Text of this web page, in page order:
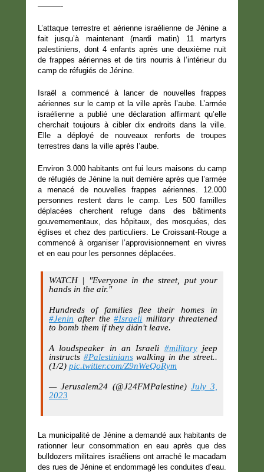
———-
L’attaque terrestre et aérienne israélienne de Jénine a
fait jusqu’à maintenant (mardi matin) 11 martyrs
palestiniens, dont 4 enfants après une deuxième nuit
de frappes aériennes et de tirs nourris à l’intérieur du
camp de réfugiés de Jénine.
Israël a commencé à lancer de nouvelles frappes
aériennes sur le camp et la ville après l’aube. L’armée
israélienne a publié une déclaration affirmant qu’elle
cherchait toujours à cibler dix endroits dans la ville.
Elle a déployé de nouveaux renforts de troupes
terrestres dans la ville après l’aube.
Environ 3.000 habitants ont fui leurs maisons du camp
de réfugiés de Jénine la nuit dernière après que l’armée
a menacé de nouvelles frappes aériennes. 12.000
personnes restent dans le camp. Les 500 familles
déplacées cherchent refuge dans des bâtiments
gouvernementaux, des hôpitaux, des mosquées, des
églises et chez des particuliers. Le Croissant-Rouge a
commencé à organiser l’approvisionnement en vivres
et en eau pour les personnes déplacées.
WATCH | "Everyone in the street, put your
hands in the air."
Hundreds of families flee their homes in
#Jenin after the#Israeli military threatened
to bomb them if they didn't leave.
A loudspeaker in an Israeli #militaryjeep
instructs #Palestinianswalking in the street..
(1/2) pic.twitter.com/Z9nWeQoRym
— Jerusalem24 (@J24FMPalestine) July 3,
2023
La municipalité de Jénine a demandé aux habitants de
rationner leur consommation en eau après que des
bulldozers militaires israéliens ont arraché le macadam
des rues de Jénine et endommagé les conduites d’eau.